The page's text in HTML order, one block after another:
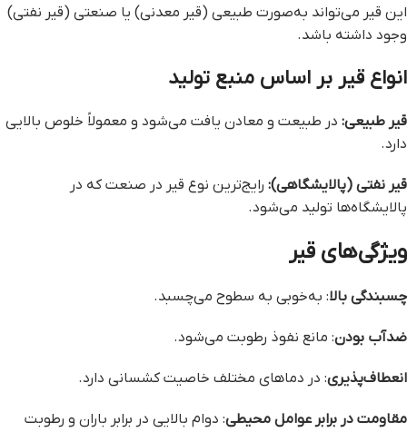
این قیر می‌تواند به‌صورت طبیعی (قیر معدنی) یا صنعتی (قیر نفتی)
وجود داشته باشد.
انواع قیر بر اساس منبع تولید
قیر طبیعی: در طبیعت و معادن یافت می‌شود و معمولاً خلوص بالایی
دارد.
قیر نفتی (پالایشگاهی): رایج‌ترین نوع قیر در صنعت که در
پالایشگاه‌ها تولید می‌شود.
ویژگی‌های قیر
چسبندگی بالا: به‌خوبی به سطوح می‌چسبد.
ضدآب بودن: مانع نفوذ رطوبت می‌شود.
انعطاف‌پذیری: در دماهای مختلف خاصیت کشسانی دارد.
مقاومت در برابر عوامل محیطی: دوام بالایی در برابر باران و رطوبت